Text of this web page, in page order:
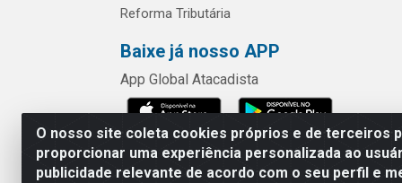
O nosso site coleta cookies próprios e de terceiros
proporcionar uma experiência personalizada ao
publicidade relevante de acordo com o seu perfil e
Reforma Tributária
Baixe já nosso APP
App Global Atacadista
Rua